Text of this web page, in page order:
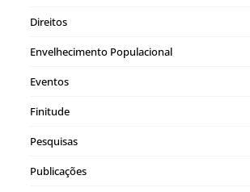
Direitos
Envelhecimento Populacional
Eventos
Finitude
Pesquisas
Publicações